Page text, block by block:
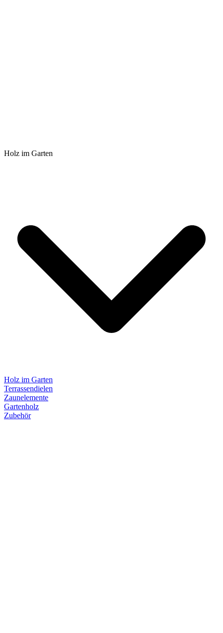
Holz im Garten
Holz im Garten
Terrassendielen
Zaunelemente
Gartenholz
Zubehör